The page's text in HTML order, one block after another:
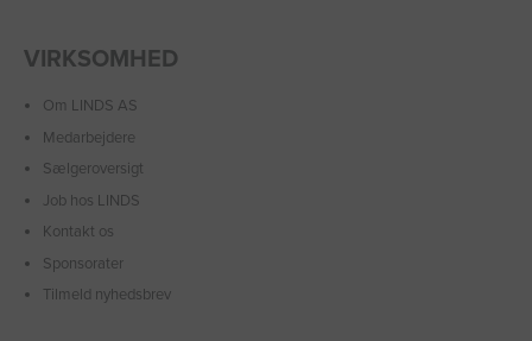
VIRKSOMHED
Om LINDS AS
Medarbejdere
Sælgeroversigt
Job hos LINDS
Kontakt os
Sponsorater
Tilmeld nyhedsbrev